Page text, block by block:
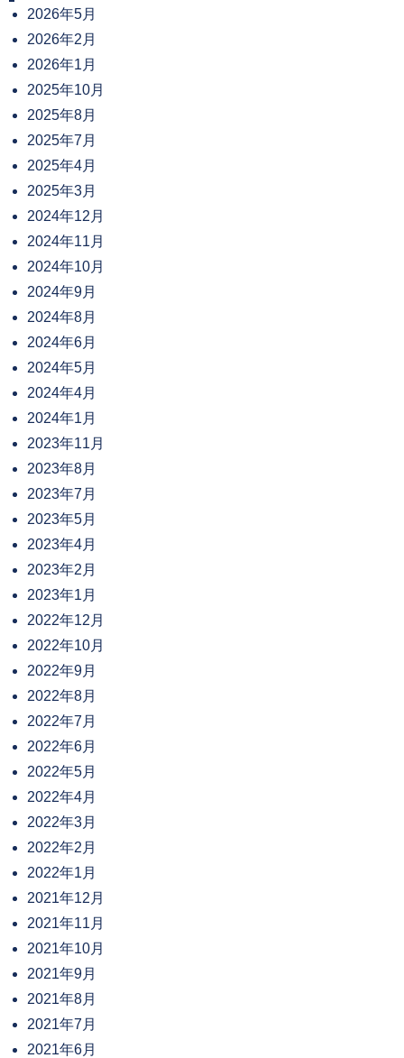
2026年5月
2026年2月
2026年1月
2025年10月
2025年8月
2025年7月
2025年4月
2025年3月
2024年12月
2024年11月
2024年10月
2024年9月
2024年8月
2024年6月
2024年5月
2024年4月
2024年1月
2023年11月
2023年8月
2023年7月
2023年5月
2023年4月
2023年2月
2023年1月
2022年12月
2022年10月
2022年9月
2022年8月
2022年7月
2022年6月
2022年5月
2022年4月
2022年3月
2022年2月
2022年1月
2021年12月
2021年11月
2021年10月
2021年9月
2021年8月
2021年7月
2021年6月